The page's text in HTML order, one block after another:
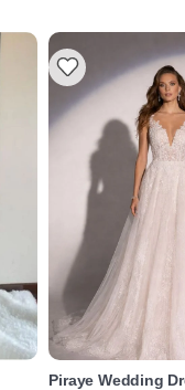
Piraye Wedding